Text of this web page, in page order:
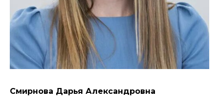
Смирнова Дарья Александровна